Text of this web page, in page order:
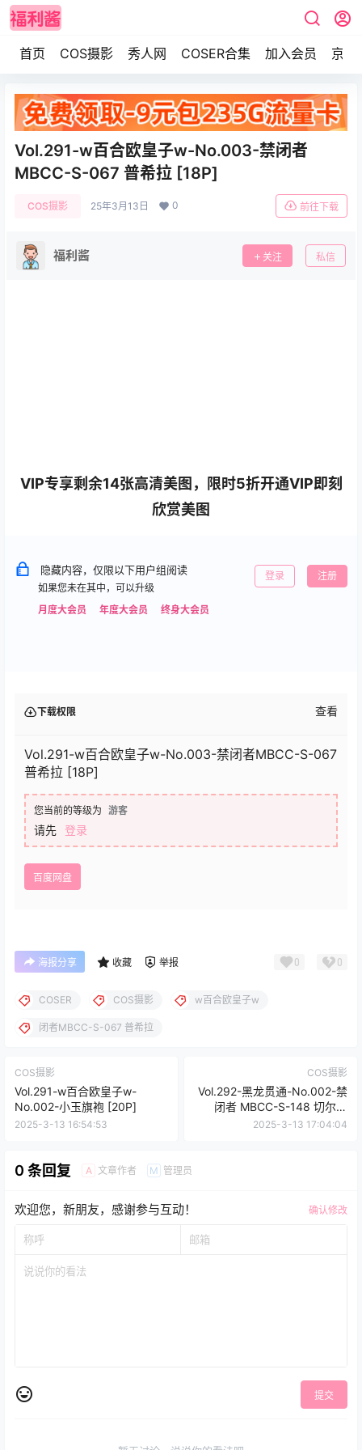
首页 COS摄影 秀人网 COSER合集 加入会员 京东
Vol.291-w百合欧皇子w-No.003-禁闭者
MBCC-S-067 普希拉 [18P]
COS摄影 25年3月13日 0 前往下载
福利酱 关注 私信
VIP专享剩余14张高清美图，限时5折开通VIP即刻
欣赏美图
隐藏内容，仅限以下用户组阅读
如果您未在其中，可以升级
月度大会员
年度大会员 终身大会员
登录 注册
下载权限 查看
Vol.291-w百合欧皇子w-No.003-禁闭者MBCC-S-067
普希拉 [18P]
您当前的等级为 游客
请先 登录
百度网盘
海报分享 收藏 举报 0 0
COSER COS摄影 w百合欧皇子w
闭者MBCC-S-067 普希拉
COS摄影
Vol.291-w百合欧皇子w-
No.002-小玉旗袍 [20P]
2025-3-13 16:54:53
COS摄影
Vol.292-黑龙贯通-No.002-禁
闭者 MBCC-S-148 切尔西
[13P]
2025-3-13 17:04:04
0 条回复 A 文章作者 M 管理员
欢迎您，新朋友，感谢参与互动！ 确认修改
提交